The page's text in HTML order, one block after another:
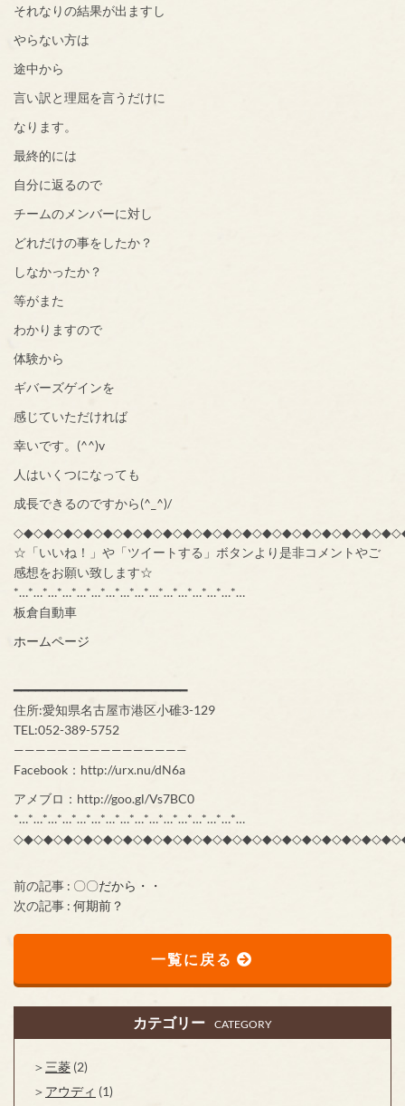
それなりの結果が出ますし
やらない方は
途中から
言い訳と理屈を言うだけに
なります。
最終的には
自分に返るので
チームのメンバーに対し
どれだけの事をしたか？
しなかったか？
等がまた
わかりますので
体験から
ギバーズゲインを
感じていただければ
幸いです。(^^)v
人はいくつになっても
成長できるのですから(^_^)/
☆「いいね！」や「ツイートする」ボタンより是非コメントやご
感想をお願い致します☆
*…*…*…*…*…*…*…*…*…*…*…*…*…*…*…*…
板倉自動車
ホームページ
━━━━━━━━━━━━━━━━━━━━━━━━
住所:愛知県名古屋市港区小碓3-129
TEL:052-389-5752
————————————————
Facebook：http://urx.nu/dN6a
アメブロ：http://goo.gl/Vs7BC0
*…*…*…*…*…*…*…*…*…*…*…*…*…*…*…*…
前の記事 : 〇〇だから・・
次の記事 : 何期前？
一覧に戻る
カテゴリー CATEGORY
三菱 (2)
アウディ (1)